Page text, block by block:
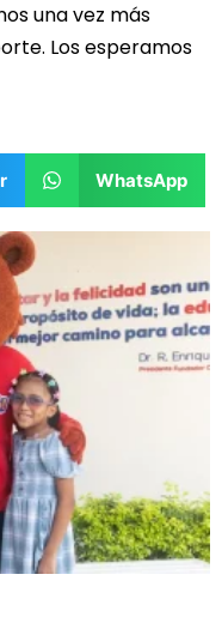
una vez más
Los esperamos
WhatsApp